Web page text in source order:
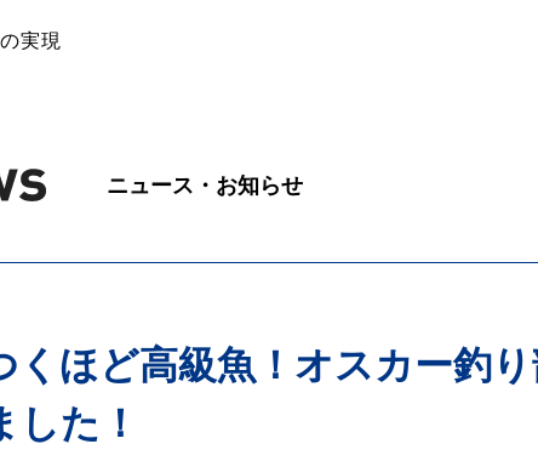
実現
ニュース・お知らせ
くほど高級魚！オスカー釣
した！